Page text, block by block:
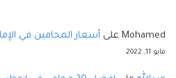
Mohamed على أسعار المحامين في
مايو 11, 2022